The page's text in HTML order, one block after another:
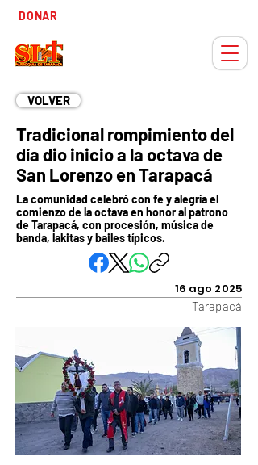
DONAR
VOLVER
Tradicional rompimiento del
día dio inicio a la octava de
San Lorenzo en Tarapacá
La comunidad celebró con fe y alegría el
comienzo de la octava en honor al patrono
de Tarapacá, con procesión, música de
banda, lakitas y bailes típicos.
16 ago 2025
Tarapacá